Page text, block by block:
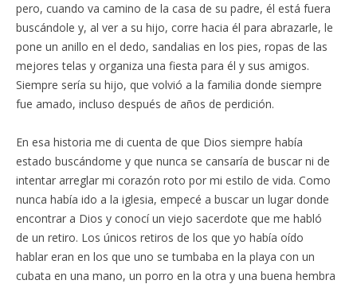
pero, cuando va camino de la casa de su padre, él está fuera
buscándole y, al ver a su hijo, corre hacia él para abrazarle, le
pone un anillo en el dedo, sandalias en los pies, ropas de las
mejores telas y organiza una fiesta para él y sus amigos.
Siempre sería su hijo, que volvió a la familia donde siempre
fue amado, incluso después de años de perdición.
En esa historia me di cuenta de que Dios siempre había
estado buscándome y que nunca se cansaría de buscar ni de
intentar arreglar mi corazón roto por mi estilo de vida. Como
nunca había ido a la iglesia, empecé a buscar un lugar donde
encontrar a Dios y conocí un viejo sacerdote que me habló
de un retiro. Los únicos retiros de los que yo había oído
hablar eran en los que uno se tumbaba en la playa con un
cubata en una mano, un porro en la otra y una buena hembra